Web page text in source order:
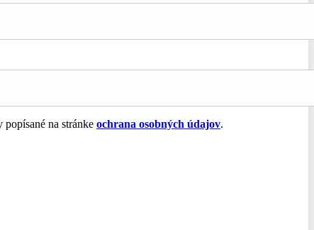
na stránke ochrana osobných údajov.